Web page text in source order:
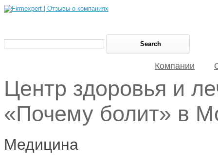
Компании
Центр здоровья и
«Почему болит» в
Медицина